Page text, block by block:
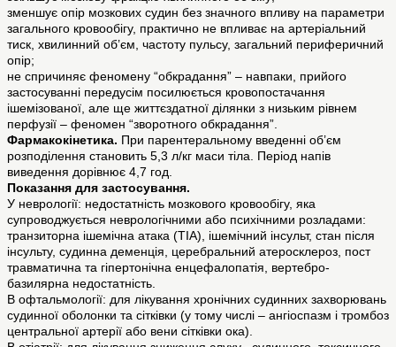
зменшує опір мозкових судин без значного впливу на параметри
загального кровообігу, практично не впливає на артеріальний
тиск, хвилинний об’єм, частоту пульсу, загальний периферичний
опір;
не спричиняє феномену “обкрадання” – навпаки, прийого
застосуванні передусім посилюється кровопостачання
ішемізованої, але ще життєздатної ділянки з низьким рівнем
перфузії – феномен “зворотного обкрадання”.
Фармакокінетика. При парентеральному введенні об’єм
розподілення становить 5,3 л/кг маси тіла. Період напів
виведення дорівнює 4,7 год.
Показання для застосування.
У неврології: недостатність мозкового кровообігу, яка
супроводжується неврологічними або психічними розладами:
транзиторна ішемічна атака (ТІА), ішемічний інсульт, стан після
інсульту, судинна деменція, церебральний атеросклероз, пост
травматична та гіпертонічна енцефалопатія, вертебро-
базилярна недостатність.
В офтальмології: для лікування хронічних судинних захворювань
судинної оболонки та сітківки (у тому числі – ангіоспазм і тромбоз
центральної артерії або вени сітківки ока).